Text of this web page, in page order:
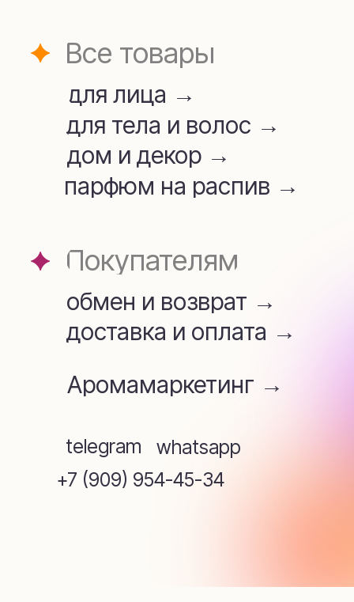
для тела и волос →
дом и декор →
парфюм на распив →
обмен и возврат →
Покупателям
telegram
whatsapp
+7 (909) 954-45-34
Аромамаркетинг →